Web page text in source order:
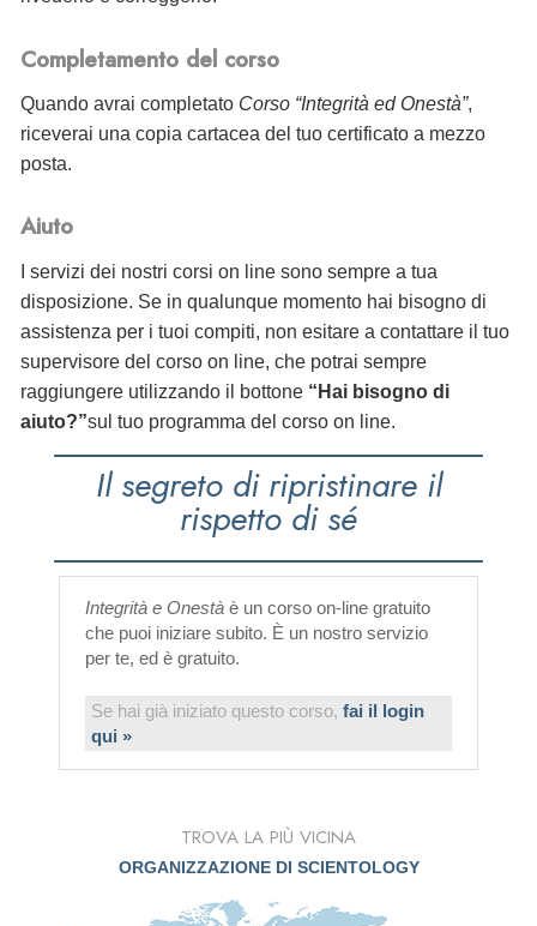
Completamento del corso
Quando avrai completato Corso “Integrità ed Onestà”,
riceverai una copia cartacea del tuo certificato a mezzo
posta.
Aiuto
I servizi dei nostri corsi on line sono sempre a tua
disposizione. Se in qualunque momento hai bisogno di
assistenza per i tuoi compiti, non esitare a contattare il tuo
supervisore del corso on line, che potrai sempre
raggiungere utilizzando il bottone “Hai bisogno di
aiuto?”sul tuo programma del corso on line.
Il segreto di ripristinare il
rispetto di sé
Integrità e Onestà è un corso on-line gratuito
che puoi iniziare subito. È un nostro servizio
per te, ed è gratuito.
Se hai già iniziato questo corso, fai il login
qui »
TROVA LA PIÙ VICINA
ORGANIZZAZIONE DI SCIENTOLOGY